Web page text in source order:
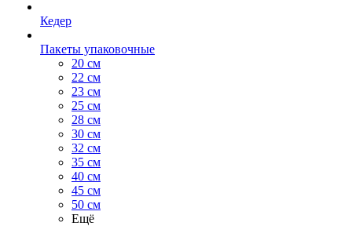
Кедер
Пакеты упаковочные
20 см
22 см
23 см
25 см
28 см
30 см
32 см
35 см
40 см
45 см
50 см
Ещё